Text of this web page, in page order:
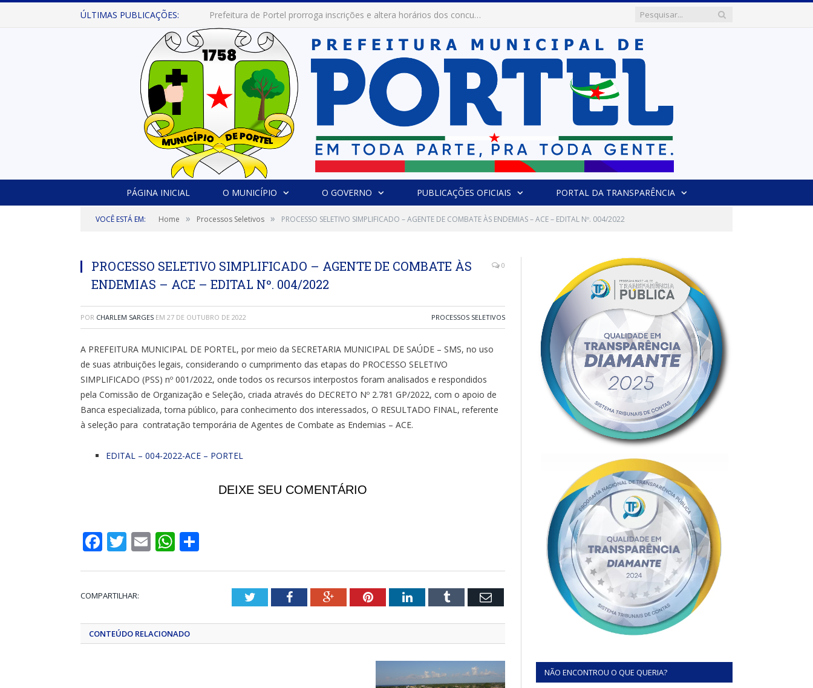
ÚLTIMAS PUBLICAÇÕES: Prefeitura de Portel abre inscrições para concursos que elegerão os destaques do Verão 2026
PÁGINA INICIAL O MUNICÍPIO O GOVERNO PUBLICAÇÕES OFICIAIS PORTAL DA TRANSPARÊNCIA
VOCÊ ESTÁ EM: Home » Processos Seletivos » PROCESSO SELETIVO SIMPLIFICADO – AGENTE DE COMBATE ÀS ENDEMIAS – ACE – EDITAL Nº. 004/2022
PROCESSO SELETIVO SIMPLIFICADO – AGENTE DE COMBATE ÀS
ENDEMIAS – ACE – EDITAL Nº. 004/2022
0
POR CHARLEM SARGES EM 27 DE OUTUBRO DE 2022 PROCESSOS SELETIVOS
A PREFEITURA MUNICIPAL DE PORTEL, por meio da SECRETARIA MUNICIPAL DE SAÚDE – SMS, no uso
de suas atribuições legais, considerando o cumprimento das etapas do PROCESSO SELETIVO
SIMPLIFICADO (PSS) nº 001/2022, onde todos os recursos interpostos foram analisados e respondidos
pela Comissão de Organização e Seleção, criada através do DECRETO Nº 2.781 GP/2022, com o apoio de
Banca especializada, torna público, para conhecimento dos interessados, O RESULTADO FINAL, referente
à seleção para contratação temporária de Agentes de Combate as Endemias – ACE.
EDITAL – 004-2022-ACE – PORTEL
DEIXE SEU COMENTÁRIO
Facebook
Twitter
EmailWhatsApp
COMPARTILHAR: TwitterFacebookGoogle+PinterestLinkedInTumblr Email
CONTEÚDO RELACIONADO
NÃO ENCONTROU O QUE QUERIA?